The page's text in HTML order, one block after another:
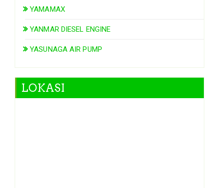
YAMAMAX
YANMAR DIESEL ENGINE
YASUNAGA AIR PUMP
LOKASI